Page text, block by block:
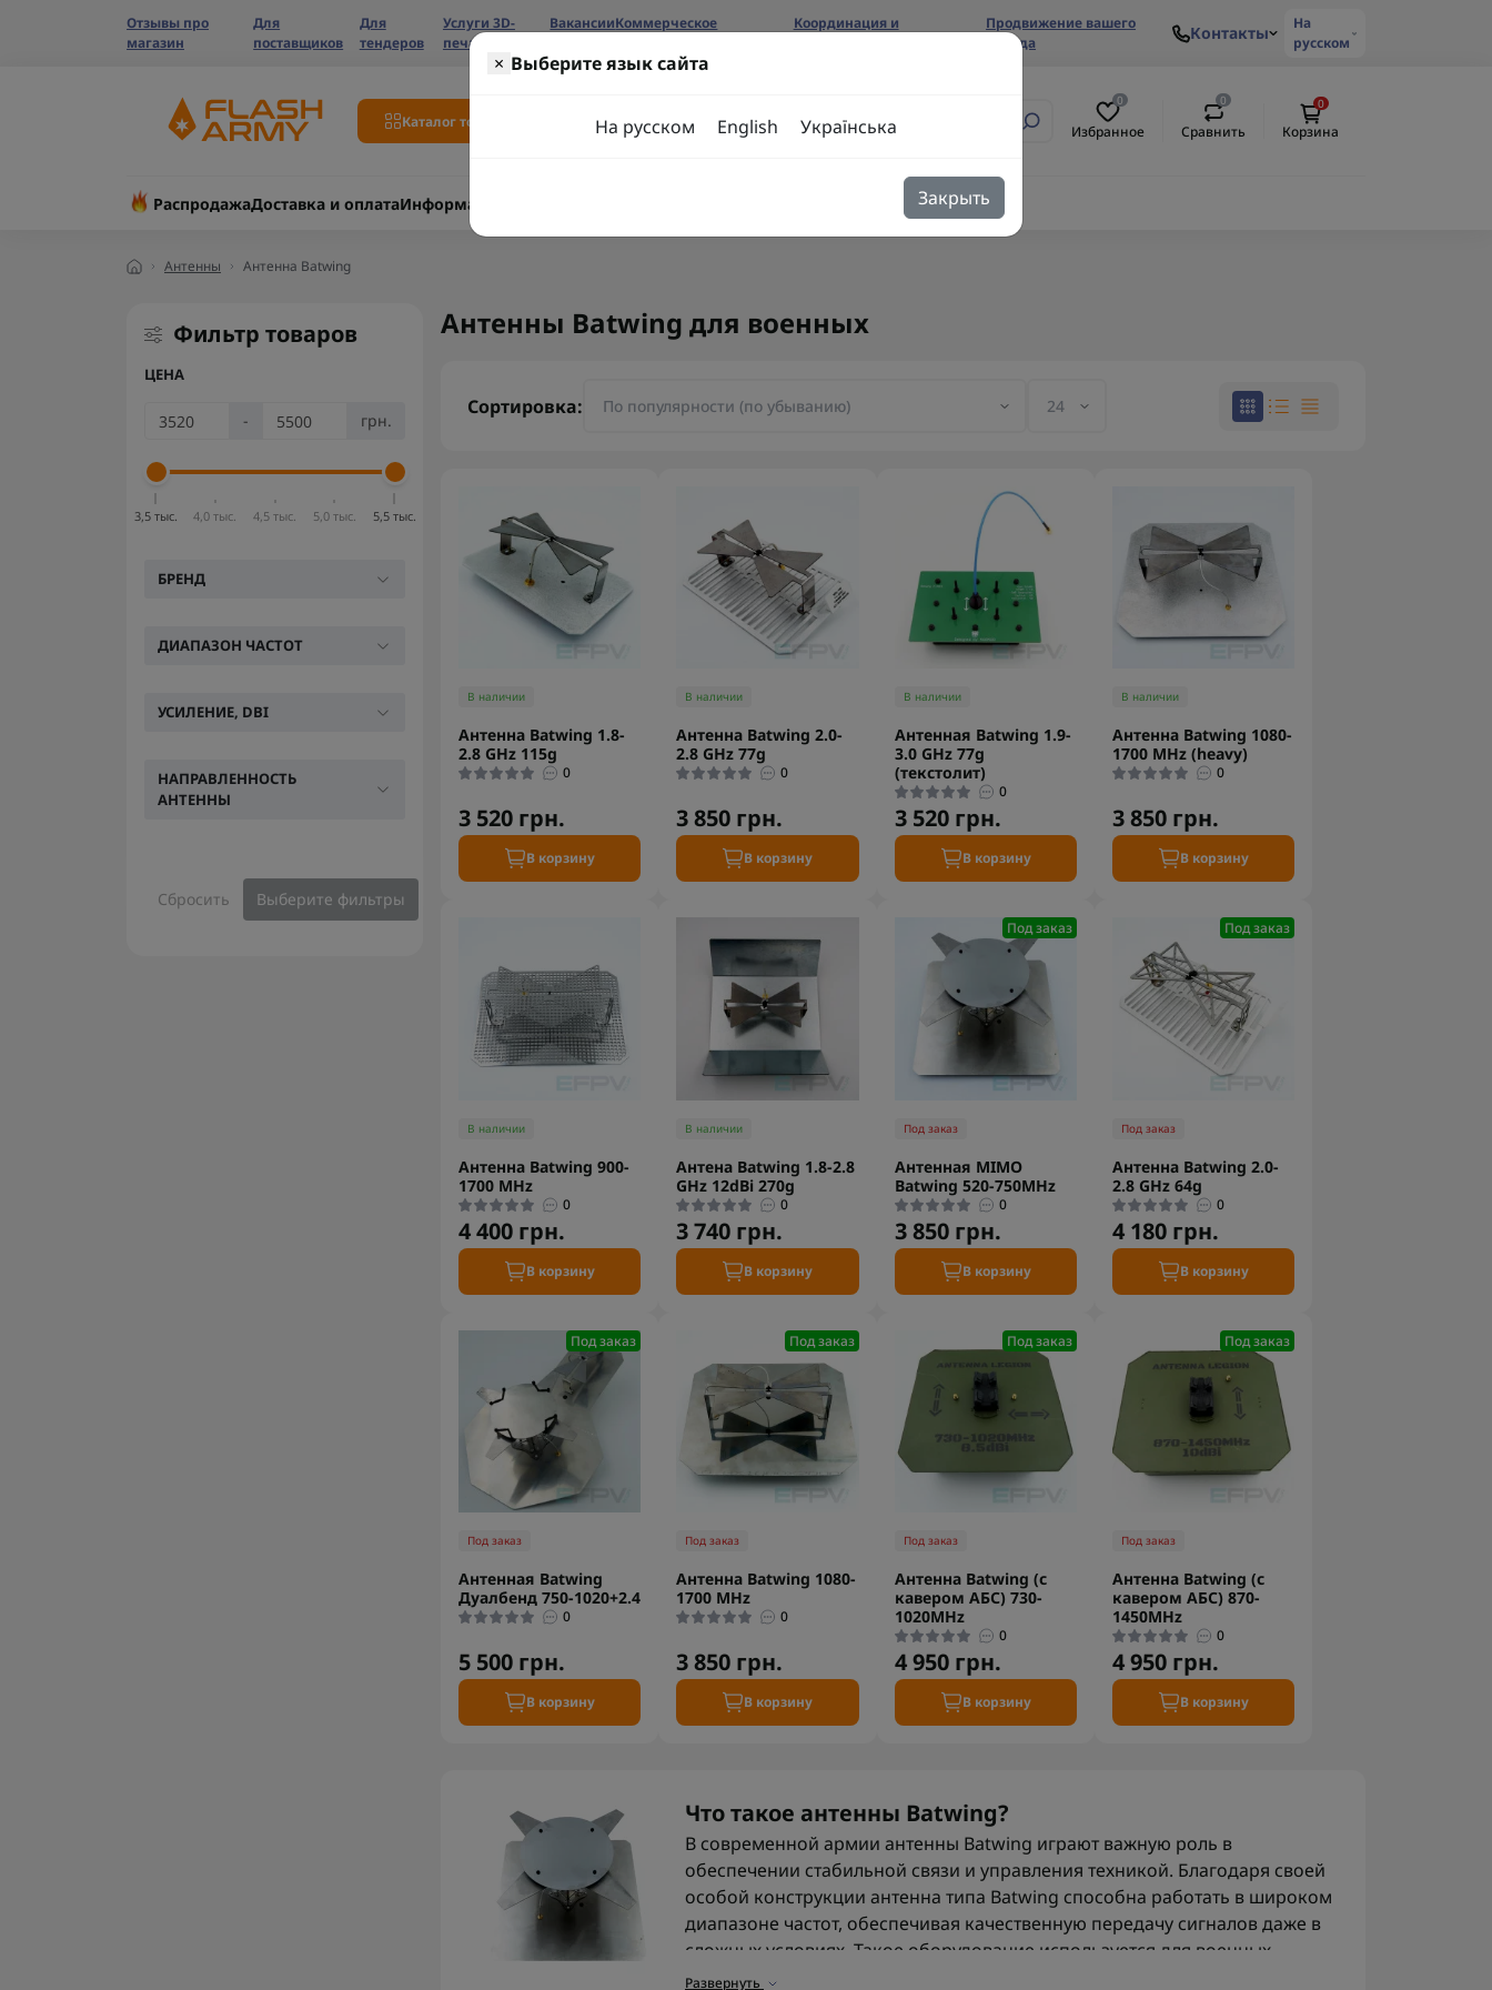
Отзывы про
магазин
Для
поставщиков
Для
тендеров
Услуги 3D-
печати
ВакансииКоммерческое
Координация и
Продвижение вашего
бренда
Контакты
На
русском
Каталог товаров
0
Избранное
0
Сравнить
0
Корзина
РаспродажаДоставка и оплатаИнформация
Антенны Антенна Batwing
× Выберите язык сайта
На русском English Українська
Закрыть
Фильтр товаров
ЦЕНА
- грн.
3,5 тыс. 4,0 тыс. 4,5 тыс. 5,0 тыс. 5,5 тыс.
БРЕНД
ДИАПАЗОН ЧАСТОТ
УСИЛЕНИЕ, DBI
НАПРАВЛЕННОСТЬ
АНТЕННЫ
Сбросить Выберите фильтры
Антенны Batwing для военных
Сортировка:
В наличии
Антенна Batwing 1.8-
2.8 GHz 115g
0
3 520 грн.
В корзину
В наличии
Антенна Batwing 2.0-
2.8 GHz 77g
0
3 850 грн.
В корзину
В наличии
Антенная Batwing 1.9-
3.0 GHz 77g
(текстолит)
0
3 520 грн.
В корзину
В наличии
Антенна Batwing 1080-
1700 MHz (heavy)
0
3 850 грн.
В корзину
В наличии
Антенна Batwing 900-
1700 MHz
0
4 400 грн.
В корзину
В наличии
Антена Batwing 1.8-2.8
GHz 12dBi 270g
0
3 740 грн.
В корзину
Под заказ
Под заказ
Антенная MIMO
Batwing 520-750MHz
0
3 850 грн.
В корзину
Под заказ
Под заказ
Антенна Batwing 2.0-
2.8 GHz 64g
0
4 180 грн.
В корзину
Под заказ
Под заказ
Антенная Batwing
Дуалбенд 750-1020+2.4
0
5 500 грн.
В корзину
Под заказ
Под заказ
Антенна Batwing 1080-
1700 MHz
0
3 850 грн.
В корзину
Под заказ
Под заказ
Антенна Batwing (с
кавером АБС) 730-
1020MHz
0
4 950 грн.
В корзину
Под заказ
Под заказ
Антенна Batwing (с
кавером АБС) 870-
1450MHz
0
4 950 грн.
В корзину
Что такое антенны Batwing?
В современной армии антенны Batwing играют важную роль в
обеспечении стабильной связи и управления техникой. Благодаря своей
особой конструкции антенна типа Batwing способна работать в широком
диапазоне частот, обеспечивая качественную передачу сигналов даже в
сложных условиях. Такое оборудование используется для военных
коммуникаций, систем управления дронами и комплексов РЭБ, где
Развернуть